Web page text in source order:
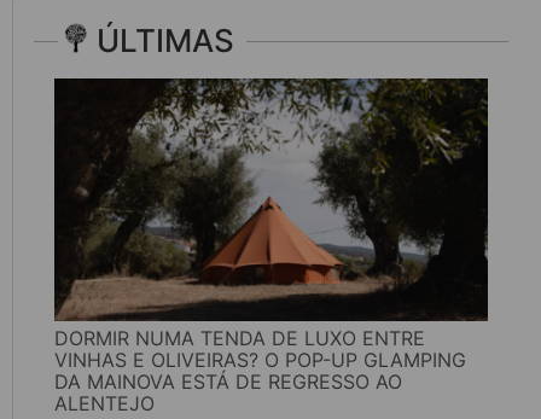
ÚLTIMAS
DORMIR NUMA TENDA DE LUXO ENTRE
VINHAS E OLIVEIRAS? O POP-UP GLAMPING
DA MAINOVA ESTÁ DE REGRESSO AO
ALENTEJO